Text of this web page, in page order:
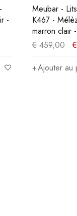
-
PROMO
Meubar -
K467 -
marron clair
€459,00 €
Ajouter au